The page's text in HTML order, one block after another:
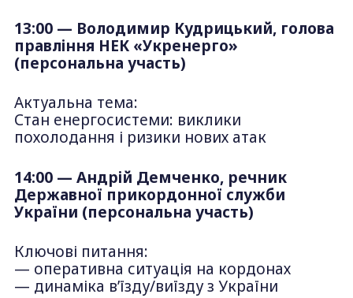
13:00 — Володимир Кудрицький, голова
правління НЕК «Укренерго»
(персональна участь)
Актуальна тема:
Стан енергосистеми: виклики
похолодання і ризики нових атак
14:00 — Андрій Демченко, речник
Державної прикордонної служби
України (персональна участь)
Ключові питання:
— оперативна ситуація на кордонах
— динаміка в’їзду/виїзду з України